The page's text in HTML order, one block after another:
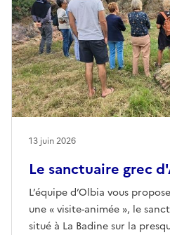
Le sanctuaire grec
L’équipe d’Olbia vous
une « visite-animée », le
situé à La Badine sur la
13 juin 2026